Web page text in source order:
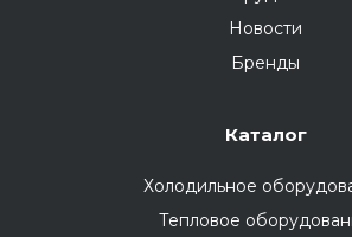
Новости
Бренды
Каталог
Холодильное
Тепловое